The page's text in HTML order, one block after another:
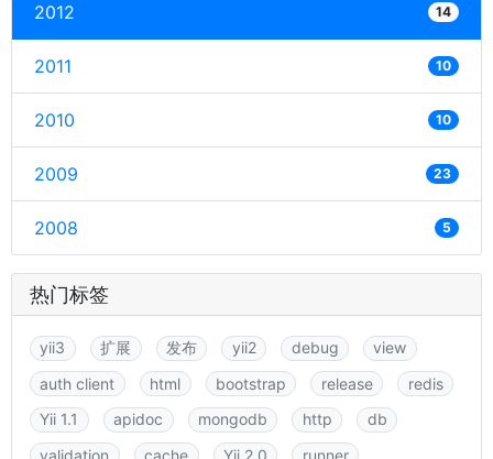
2012 14
2011 10
2010 10
2009 23
2008 5
热门标签
yii3 扩展 发布 yii2 debug
view
auth client
html bootstrap release
redis
Yii 1.1
apidoc mongodb http
db
validation
cache Yii 2.0 runner